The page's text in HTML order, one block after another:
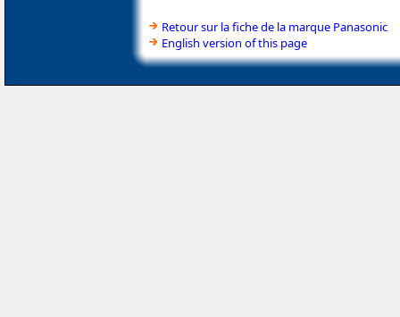
Retour sur la fiche de la marque Panasonic
English version of this page